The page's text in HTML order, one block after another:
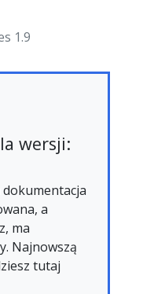
1.9
wersji:
a
ma
Najnowszą
tutaj